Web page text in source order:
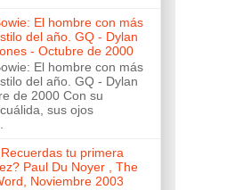
El hombre con más
del año. GQ - Dylan
- Octubre de 2000
El hombre con más
del año. GQ - Dylan
de 2000 Con su
sus ojos
tu primera
Paul Du Noyer , The
Noviembre 2003